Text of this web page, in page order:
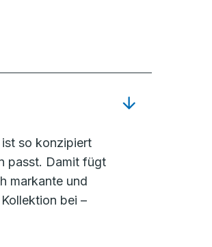
so konzipiert
passt. Damit fügt
markante und
bei –